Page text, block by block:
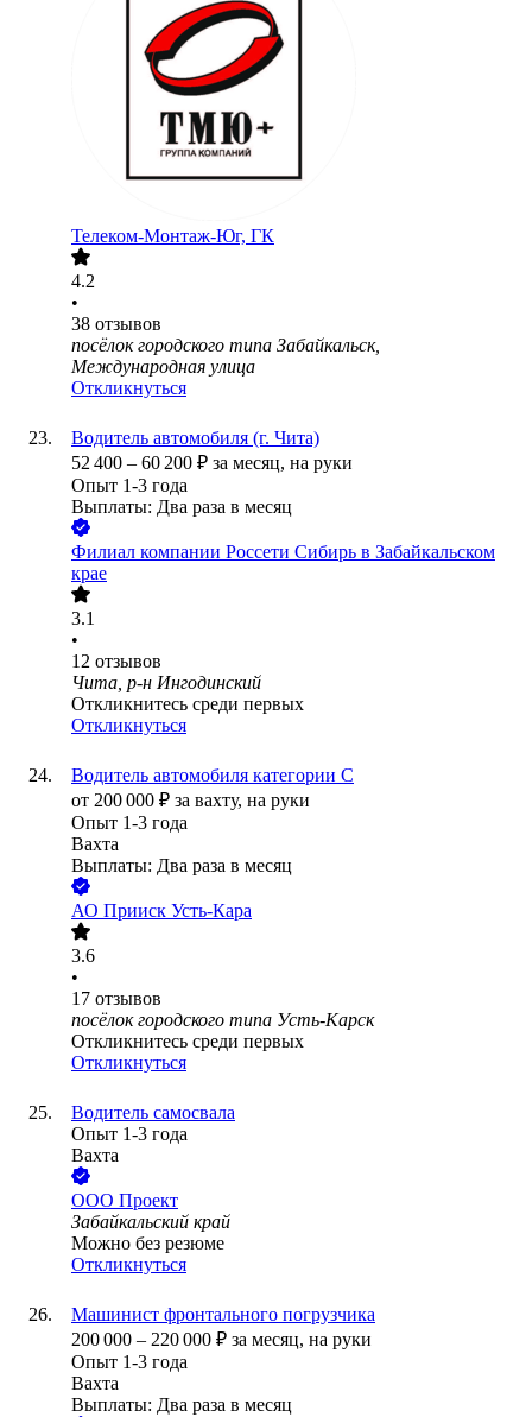
Телеком-Монтаж-Юг, ГК
4.2
•
38 отзывов
посёлок городского типа Забайкальск,
Международная улица
Откликнуться
Водитель автомобиля (г. Чита)
52 400 – 60 200 ₽ за месяц, на руки
Опыт 1-3 года
Выплаты: Два раза в месяц
Филиал компании Россети Сибирь в Забайкальском
крае
3.1
•
12 отзывов
Чита, р-н Ингодинский
Откликнитесь среди первых
Откликнуться
Водитель автомобиля категории С
от 200 000 ₽ за вахту, на руки
Опыт 1-3 года
Вахта
Выплаты: Два раза в месяц
АО Прииск Усть-Кара
3.6
•
17 отзывов
посёлок городского типа Усть-Карск
Откликнитесь среди первых
Откликнуться
Водитель самосвала
Опыт 1-3 года
Вахта
ООО Проект
Забайкальский край
Можно без резюме
Откликнуться
Машинист фронтального погрузчика
200 000 – 220 000 ₽ за месяц, на руки
Опыт 1-3 года
Вахта
Выплаты: Два раза в месяц